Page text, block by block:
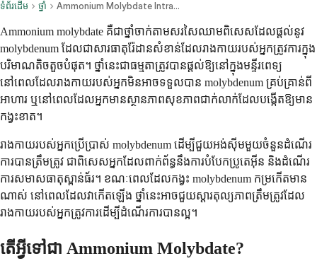
ទំព័រដើម ថ្នាំ Ammonium Molybdate Intravenous Route Injection Route
Ammonium molybdate គឺជាថ្នាំចាក់តាមសរសៃឈាមពិសេសដែលផ្តល់នូវ
molybdenum ដែលជាសារធាតុរ៉ែដានសំខាន់ដែលរាងកាយរបស់អ្នកត្រូវការក្នុង
បរិមាណតិចតួចបំផុត។ ថ្នាំនេះជាធម្មតាត្រូវបានផ្តល់ឱ្យនៅក្នុងមន្ទីរពេទ្យ
នៅពេលដែលរាងកាយរបស់អ្នកមិនអាចទទួលបាន molybdenum គ្រប់គ្រាន់ពី
អាហារ ឬនៅពេលដែលអ្នកមានស្ថានភាពសុខភាពជាក់លាក់ដែលបង្កើតឱ្យមាន
កង្វះខាត។
រាងកាយរបស់អ្នកប្រើប្រាស់ molybdenum ដើម្បីជួយអង់ស៊ីមមួយចំនួនដំណើរ
ការបានត្រឹមត្រូវ ជាពិសេសអ្នកដែលពាក់ព័ន្ធនឹងការបំបែកប្រូតេអ៊ីន និងដំណើរ
ការសមាសធាតុស្ពាន់ធ័រ។ ខណៈពេលដែលកង្វះ molybdenum កម្រកើតមាន
ណាស់ នៅពេលដែលវាកើតឡើង ថ្នាំនេះអាចជួយស្តារតុល្យភាពត្រឹមត្រូវដែល
រាងកាយរបស់អ្នកត្រូវការដើម្បីដំណើរការបានល្អ។
តើអ្វីទៅជា Ammonium Molybdate?